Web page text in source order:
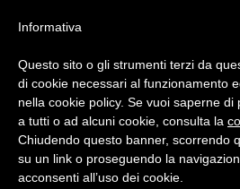
bimbi e viaggi - family travel
Informativa
Questo sito o gli strumenti terzi da
di cookie necessari al funzionamento
nella cookie policy. Se vuoi saperne
a tutti o ad alcuni cookie, consulta la
Chiudendo questo banner, scorrendo
su un link o proseguendo la
acconsenti all’uso dei cookie.